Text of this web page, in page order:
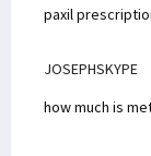
paxil
JOSEPHSKYPE
how much is